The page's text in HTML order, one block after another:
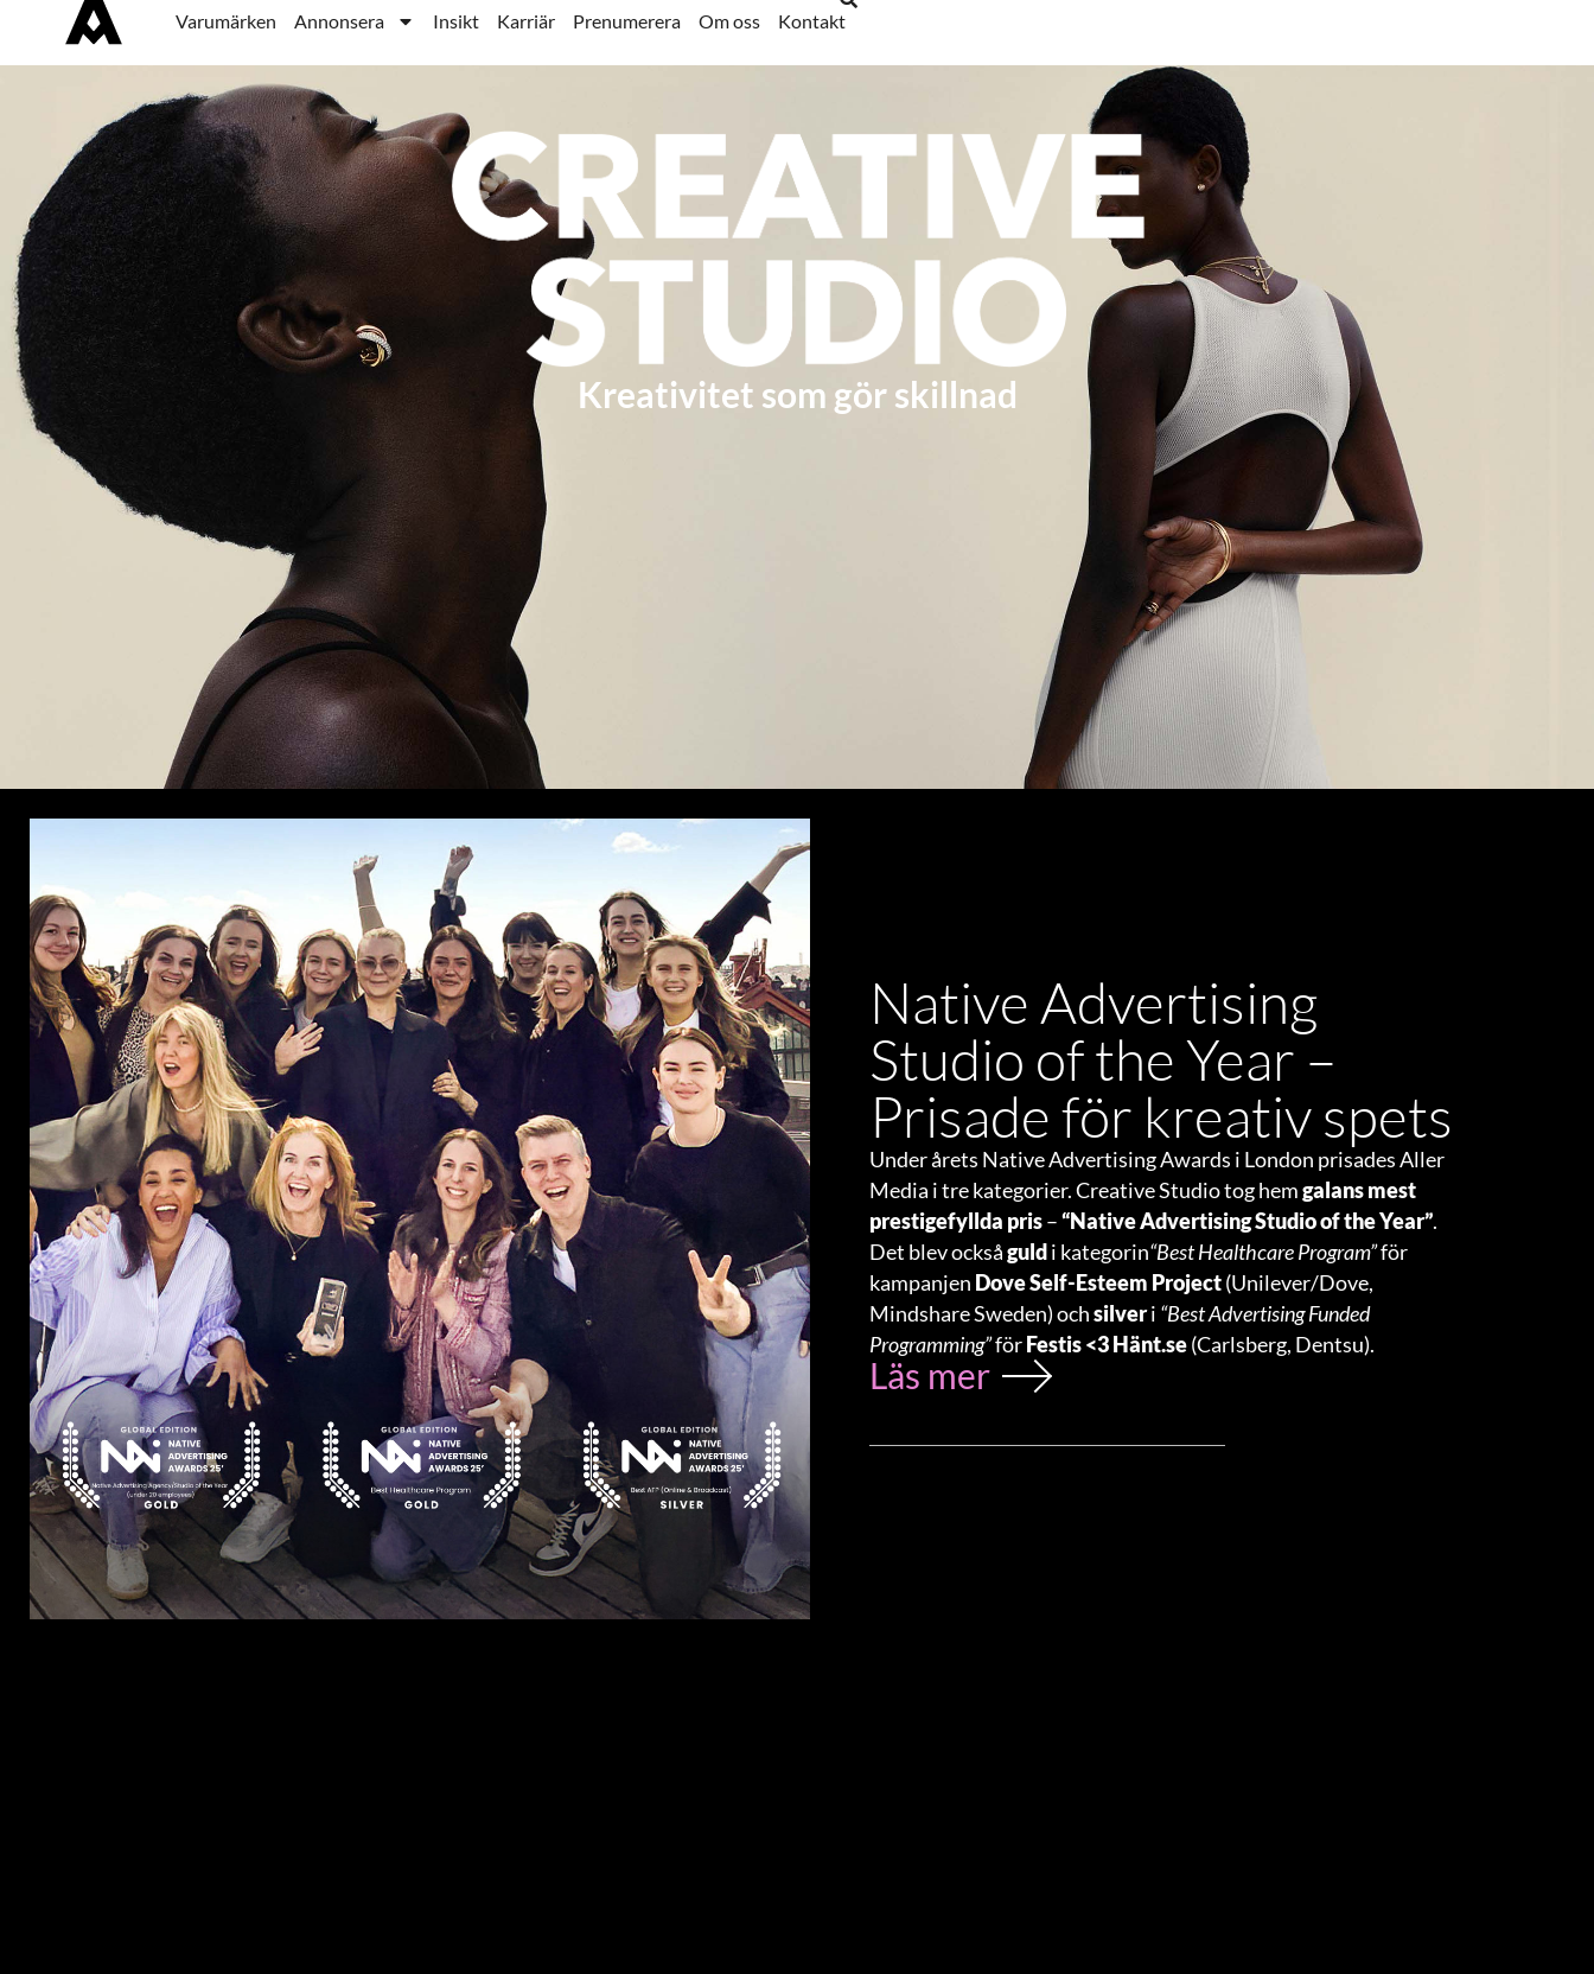
Varumärken Annonsera Insikt Karriär Prenumerera Om oss Kontakt
Kreativitet som gör skillnad
Native Advertising
Studio of the Year –
Prisade för kreativ spets
Under årets Native Advertising Awards i London prisades Aller
Media i tre kategorier. Creative Studio tog hemgalans mest
prestigefyllda pris–“Native Advertising Studio of the Year”.
Det blev ocksåguld i kategorin“Best Healthcare Program”för
kampanjen Dove Self-Esteem Project(Unilever/Dove,
Mindshare Sweden) ochsilveri “Best Advertising Funded
Programming”för Festis <3 Hänt.se(Carlsberg, Dentsu).
Läs mer